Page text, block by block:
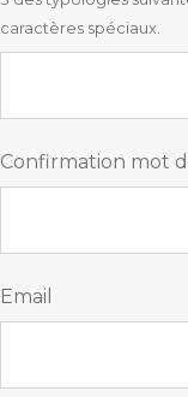
caractères spéciaux.
Confirmation mot
Email